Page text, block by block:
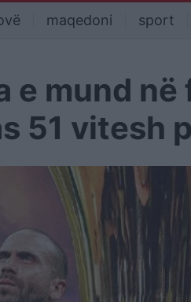
maqedoni sport
e mund
51 vitesh